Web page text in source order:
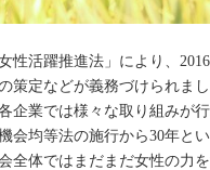
性活躍推進法」により、
策定などが義務づけられま
企業では様々な取り組みが行
会均等法の施行から30年と
全体ではまだまだ女性の力